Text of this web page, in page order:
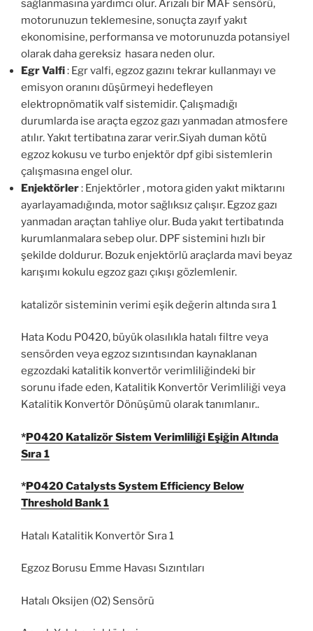
sağlanmasına yardımcı olur. Arızalı bir MAF sensörü,
motorunuzun teklemesine, sonuçta zayıf yakıt
ekonomisine, performansa ve motorunuzda potansiyel
olarak daha gereksiz hasara neden olur.
Egr Valfi: Egr valfi, egzoz gazını tekrar kullanmayı ve
emisyon oranını düşürmeyi hedefleyen
elektropnömatik valf sistemidir. Çalışmadığı
durumlarda ise araçta egzoz gazı yanmadan atmosfere
atılır. Yakıt tertibatına zarar verir.Siyah duman kötü
egzoz kokusu ve turbo enjektör dpf gibi sistemlerin
çalışmasına engel olur.
Enjektörler: Enjektörler , motora giden yakıt miktarını
ayarlayamadığında, motor sağlıksız çalışır. Egzoz gazı
yanmadan araçtan tahliye olur. Buda yakıt tertibatında
kurumlanmalara sebep olur. DPF sistemini hızlı bir
şekilde doldurur. Bozuk enjektörlü araçlarda mavi beyaz
karışımı kokulu egzoz gazı çıkışı gözlemlenir.
katalizör sisteminin verimi eşik değerin altında sıra 1
Hata Kodu P0420, büyük olasılıkla hatalı filtre veya
sensörden veya egzoz sızıntısından kaynaklanan
egzozdaki katalitik konvertör verimliliğindeki bir
sorunu ifade eden, Katalitik Konvertör Verimliliği veya
Katalitik Konvertör Dönüşümü olarak tanımlanır..
*P0420 Katalizör Sistem Verimliliği Eşiğin Altında
Sıra 1
* P0420 Catalysts System Efficiency Below
Threshold Bank 1
Hatalı Katalitik Konvertör Sıra 1
Egzoz Borusu Emme Havası Sızıntıları
Hatalı Oksijen (O2) Sensörü